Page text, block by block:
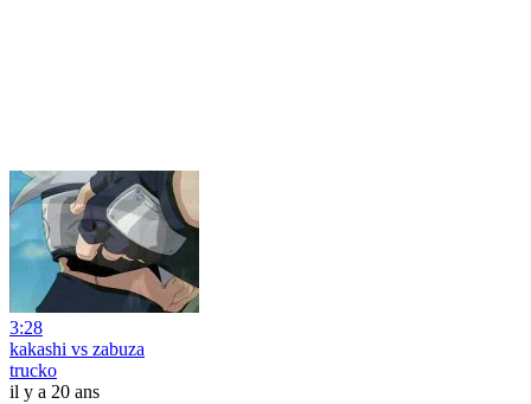
3:28
kakashi vs zabuza
trucko
il y a 20 ans